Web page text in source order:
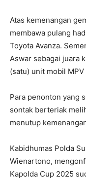
Atas kemenangan
membawa pulang
Toyota Avanza.
Aswar sebagai juara
(satu) unit mobil
Para penonton yang
sontak berteriak
menutup
Kabidhumas Polda
Wienartono,
Kapolda Cup 2025